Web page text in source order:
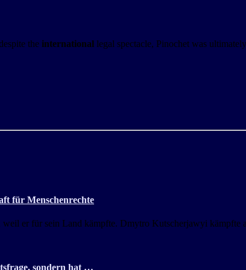
the international legal spectacle, Pinochet was
für Menschenrechte
er für sein Land kämpfte. Dmytro Kutscherjawyi
sondern hat …